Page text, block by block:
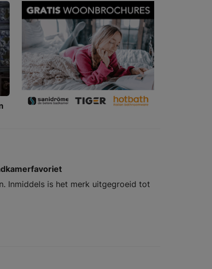
Inmiddels is het merk uitgegroeid tot